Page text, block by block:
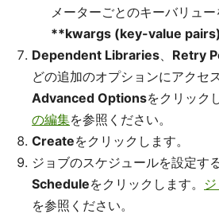
メーターごとのキーバリュ
**kwargs (key-value pairs)
Dependent Libraries、 Retry
どの追加のオプションにアクセ
Advanced Optionsをクリック
の編集を参照ください。
Createをクリックします。
ジョブのスケジュールを設定す
Scheduleをクリックします。
を参照ください。